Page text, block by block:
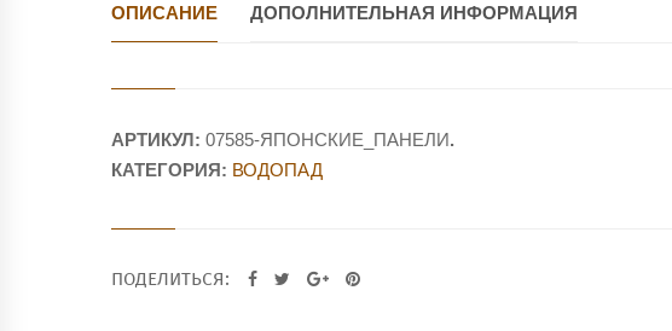
ОПИСАНИЕ ДОПОЛНИТЕЛЬНАЯ ИНФОРМАЦИЯ
АРТИКУЛ: 07585-ЯПОНСКИЕ_ПАНЕЛИ.
КАТЕГОРИЯ: ВОДОПАД
ПОДЕЛИТЬСЯ: